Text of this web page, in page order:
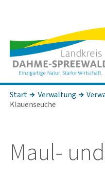
Start Verwaltung
Klauenseuche
Maul-